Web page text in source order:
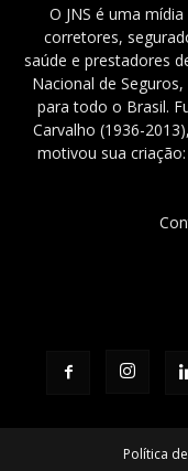
O JNS é uma
corretores,
saúde e prestadores
Nacional de
para todo o Brasil.
Carvalho (1936-
motivou sua
Política